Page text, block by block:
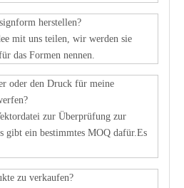
herstellen?
mit uns teilen, wir werden sie
das Formen nennen.
oder den Druck für meine
zur Überprüfung zur
gibt ein bestimmtes MOQ dafür.Es
zu verkaufen?